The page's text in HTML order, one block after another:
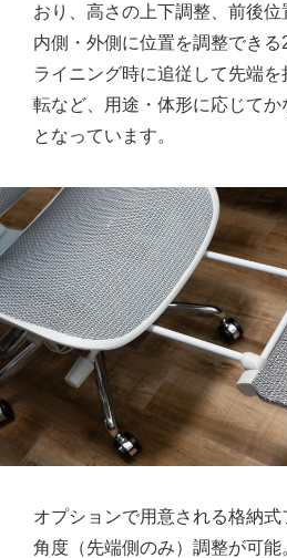
おり、高さの上下調整、前後
内側・外側に位置を調整できる
ライニング時に追従して先端
転など、用途・体形に応じて
となっています。
オプションで用意される格納式
角度（先端側のみ）調整が可能